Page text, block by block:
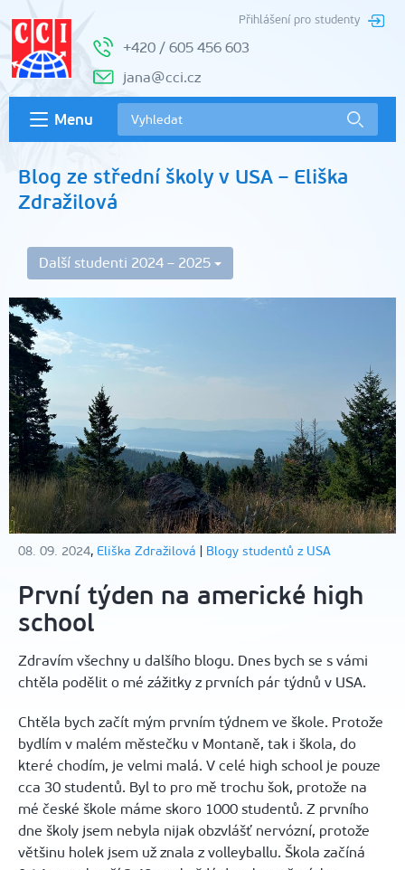
Přihlášení pro studenty
+420 / 605 456 603
jana@cci.cz
Menu
Blog ze střední školy v USA – Eliška
Zdražilová
Další studenti 2024 – 2025
08. 09. 2024, Eliška Zdražilová Blogy studentů z USA
První týden na americké high
school
Zdravím všechny u dalšího blogu. Dnes bych se s vámi
chtěla podělit o mé zážitky z prvních pár týdnů v USA.
Chtěla bych začít mým prvním týdnem ve škole. Protože
bydlím v malém městečku v Montaně, tak i škola, do
které chodím, je velmi malá. V celé high school je pouze
cca 30 studentů. Byl to pro mě trochu šok, protože na
mé české škole máme skoro 1000 studentů. Z prvního
dne školy jsem nebyla nijak obzvlášť nervózní, protože
většinu holek jsem už znala z volleyballu. Škola začíná